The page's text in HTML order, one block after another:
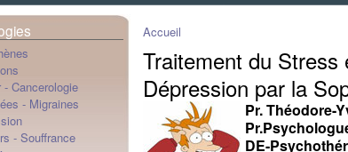
- Cancerologie
- Migraines
- Souffrance
Accueil
Traitement du
Dépression par la
Pr. Théodore-
DE-